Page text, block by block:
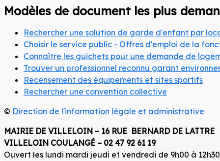
Modèles de document les plus
Rechercher une solution de garde d'enfant par
Choisir le service public - Offres d'emploi de la
Connaître les guichets pour une demande de
Trouver un professionnel reconnu garant
Recensement des équipements et sites sportifs
Rechercher une convention collective
© Direction de l'information légale et administrative
MAIRIE DE VILLELOIN – 16 RUE BERNARD DE LATTRE
VILLELOIN COULANGÉ – 02 47 92 61 19
Ouvert les lundi mardi jeudi et vendredi de 9h00 à 12h30